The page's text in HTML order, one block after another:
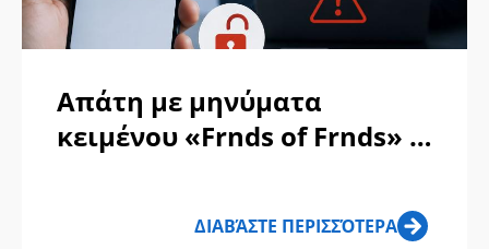
Απάτη με μηνύματα
κειμένου «Frnds of Frnds» ή
ΔΙΑΒΆΣΤΕ ΠΕΡΙΣΣΌΤΕΡΑ